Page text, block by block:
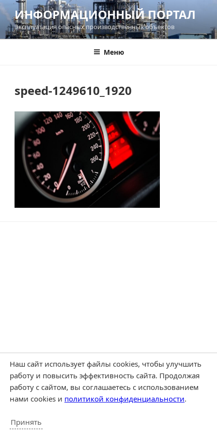
Перейти
содержимому
ИНФОРМАЦИОННЫЙ ПОРТАЛ
Эксплуатация опасных производственных объектов
Меню
speed-1249610_1920
Наш сайт использует файлы cookies, чтобы улучшить
работу и повысить эффективность сайта. Продолжая
работу с сайтом, вы соглашаетесь с использованием
нами cookies и политикой конфиденциальности.
Принять